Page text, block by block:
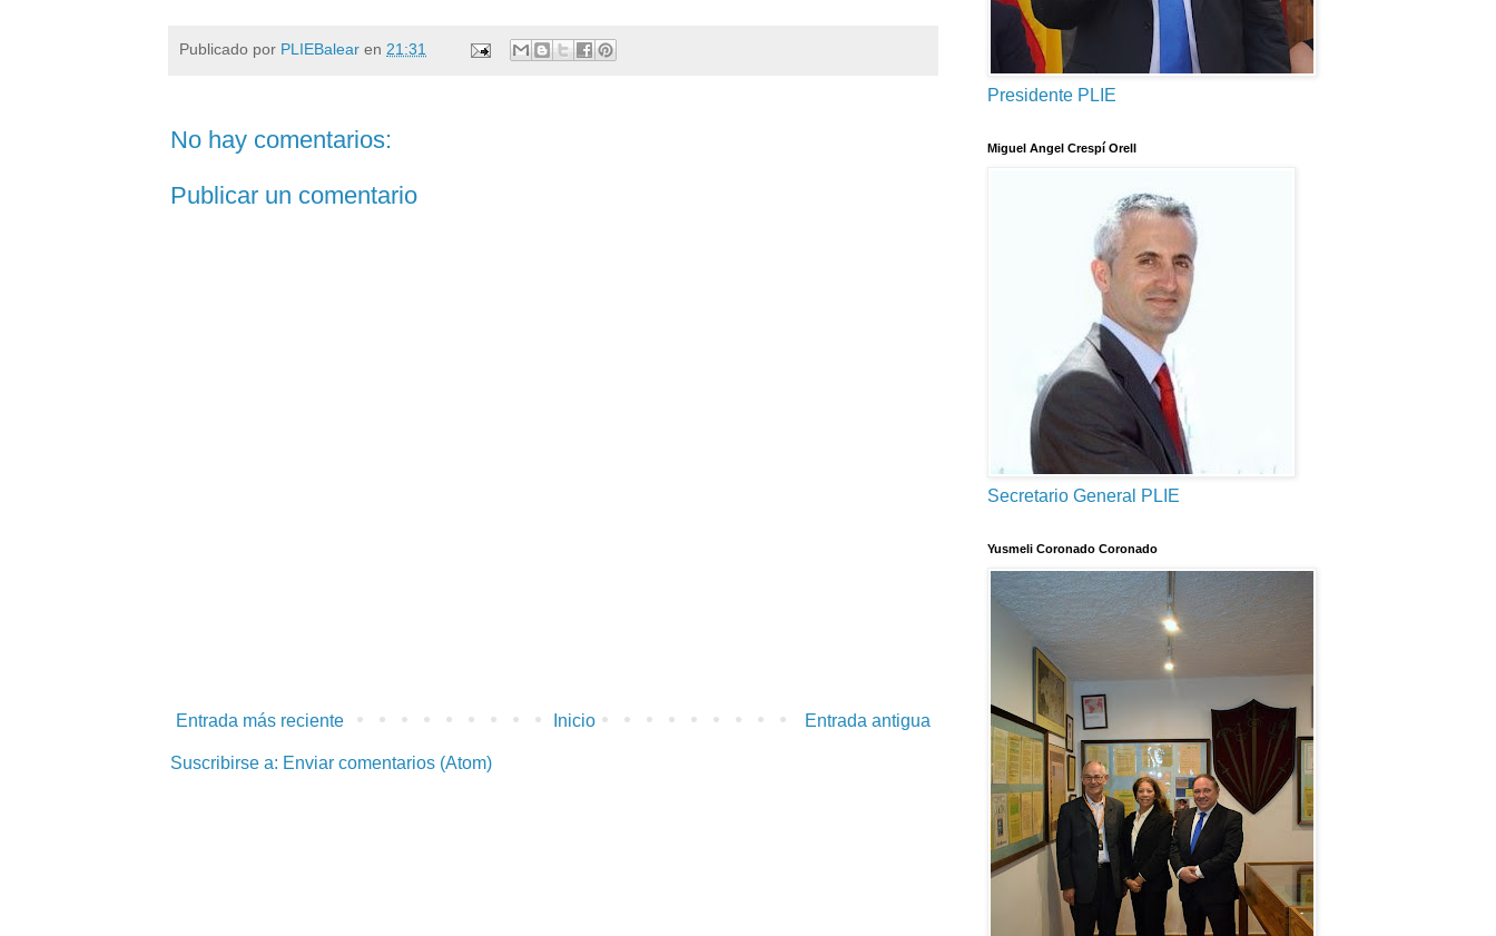
Publicado por PLIEBalear en 21:31
No hay comentarios:
Publicar un comentario
Entrada más reciente Entrada antigua
Inicio
Suscribirse a: Enviar comentarios (Atom)
Presidente PLIE
Miguel Angel Crespí Orell
Secretario General PLIE
Yusmeli Coronado Coronado